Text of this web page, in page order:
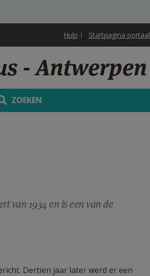
Hulp Startpagina portaal
- Antwerpen
ZOEKEN
van 1934 en is een van de
Dertien jaar later werd er een